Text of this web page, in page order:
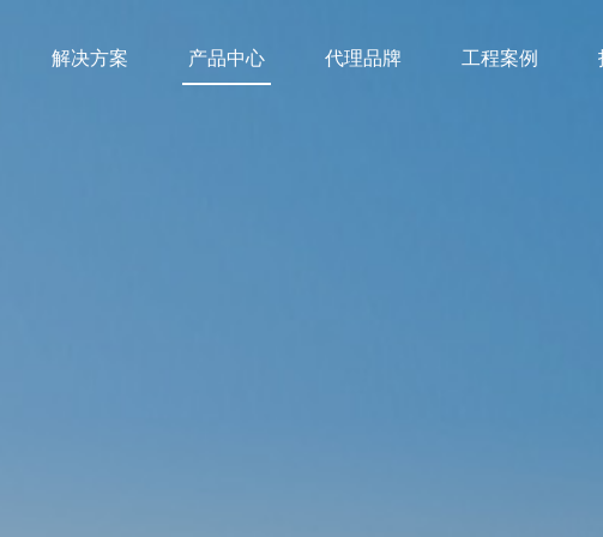
解决方案 产品中心 代理品牌 工程案例